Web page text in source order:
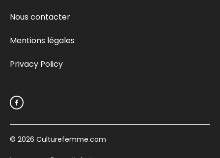
Nous contacter
Mentions légales
Privacy Policy
© 2026 Culturefemme.com